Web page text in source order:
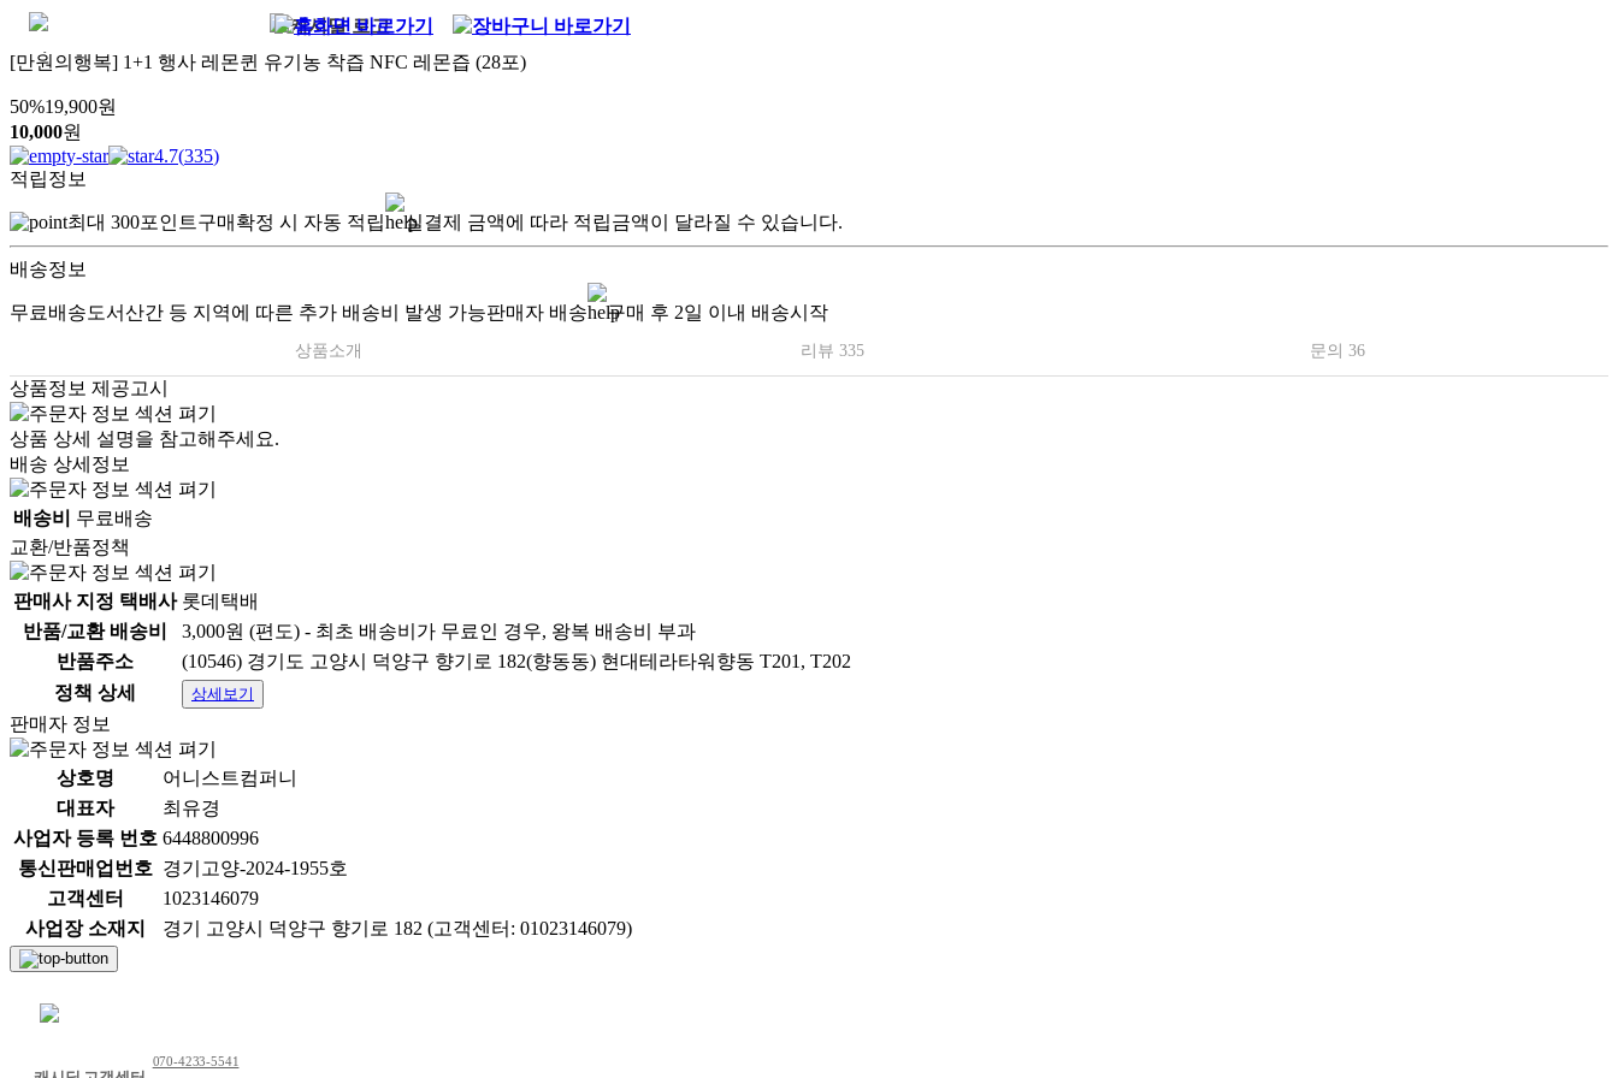
[만원의행복] 1+1 행사 레몬퀸 유기농 착즙 NFC 레몬즙 (28포)
50%19,900원
10,000원
4.7(335)
적립정보
최대 300포인트구매확정 시 자동 적립 실결제 금액에 따라 적립금액이 달라질 수 있습니다.
배송정보
무료배송도서산간 등 지역에 따른 추가 배송비 발생 가능판매자 배송 구매 후 2일 이내 배송시작
상품소개 리뷰 335 문의 36
상품정보 제공고시
상품 상세 설명을 참고해주세요.
배송 상세정보
배송비
무료배송
교환/반품정책
판매사 지정 택배사 롯데택배
반품/교환 배송비
3,000원 (편도) - 최초 배송비가 무료인 경우, 왕복 배송비 부과
반품주소
(10546) 경기도 고양시 덕양구 향기로 182(향동동) 현대테라타워향동 T201, T202
정책 상세
상세보기
판매자 정보
상호명
어니스트컴퍼니
대표자
최유경
사업자 등록 번호 6448800996
통신판매업번호 경기고양-2024-1955호
고객센터
1023146079
사업장 소재지
경기 고양시 덕양구 향기로 182 (고객센터: 01023146079)
070-4233-5541